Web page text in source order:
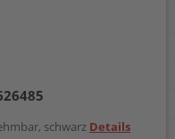
schwarz Details